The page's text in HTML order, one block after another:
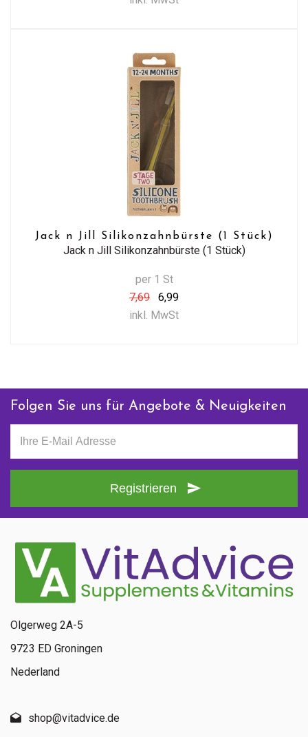
Jack n Jill Silikonzahnbürste (1 Stück)
Jack n Jill Silikonzahnbürste (1 Stück)
per 1 St
7,69
6,99
inkl. MwSt
Folgen Sie uns für Angebote & Neuigkeiten
Registrieren
Olgerweg 2A-5
9723 ED Groningen
Nederland
shop@vitadvice.de